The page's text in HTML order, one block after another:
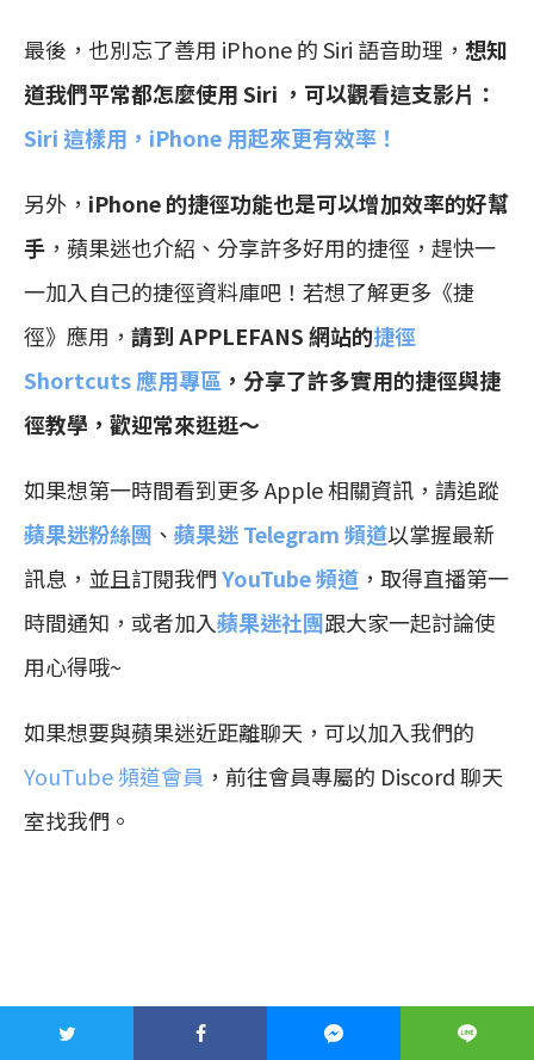
最後，也別忘了善用 iPhone 的 Siri 語音助理， 想知
道我們平常都怎麼使用 Siri ，可以觀看這支影片：
Siri 這樣用，iPhone 用起來更有效率！
另外， iPhone 的捷徑功能也是可以增加效率的好幫
手 ，蘋果迷也介紹、分享許多好用的捷徑，趕快一
一加入自己的捷徑資料庫吧！若想了解更多《捷
徑》應用， 請到 APPLEFANS 網站的捷徑
Shortcuts 應用專區 ，分享了許多實用的捷徑與捷
徑教學，歡迎常來逛逛～
如果想第一時間看到更多 Apple 相關資訊，請追蹤
蘋果迷粉絲團 、 蘋果迷 Telegram 頻道以掌握最新
訊息，並且訂閱我們YouTube 頻道 ，取得直播第一
時間通知，或者加入蘋果迷社團跟大家一起討論使
用心得哦~
如果想要與蘋果迷近距離聊天，可以加入我們的
YouTube 頻道會員 ，前往會員專屬的 Discord 聊天
室找我們。